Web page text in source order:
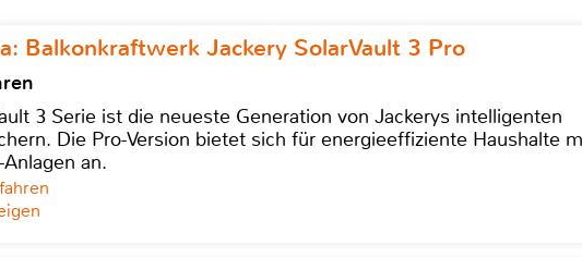
Balkonkraftwerk Jackery SolarVault 3 Pro
3 Serie ist die neueste Generation von Jackerys intelligenten
Die Pro-Version bietet sich für energieeffiziente Haushalte
an.